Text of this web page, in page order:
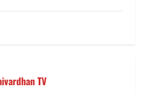
TV